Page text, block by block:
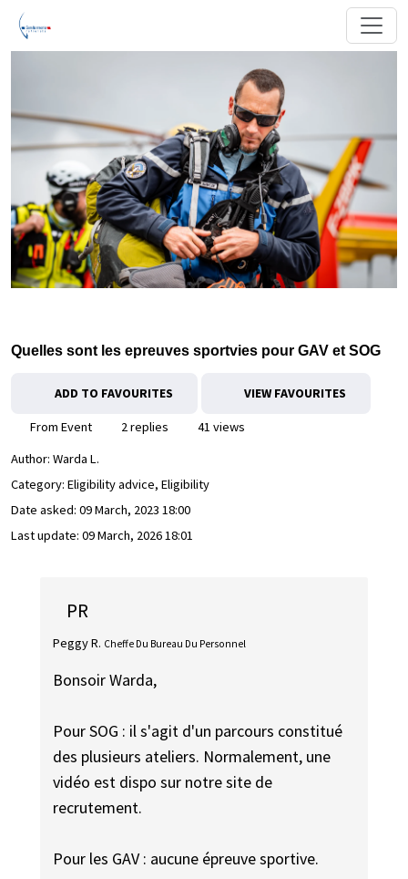
Quelles sont les epreuves sportvies pour GAV et SOG
ADD TO FAVOURITES VIEW FAVOURITES
From Event 2 replies
41 views
Author: Warda L.
Category: Eligibility advice, Eligibility
Date asked: 09 March, 2023 18:00
Last update: 09 March, 2026 18:01
PR
Peggy R. Cheffe Du Bureau Du Personnel
Bonsoir Warda,
Pour SOG : il s'agit d'un parcours constitué
des plusieurs ateliers. Normalement, une
vidéo est dispo sur notre site de
recrutement.
Pour les GAV : aucune épreuve sportive.